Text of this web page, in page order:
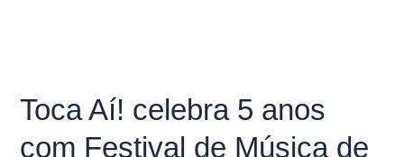
Toca Aí! celebra 5 anos
com Festival de Música de
Toca
Aí!
celebra